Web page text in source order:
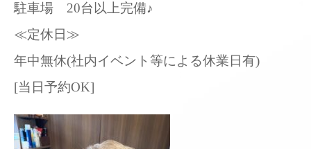
駐車場 20台以上完備♪
≪定休日≫
年中無休(社内イベント等による休業日有)
[当日予約OK]